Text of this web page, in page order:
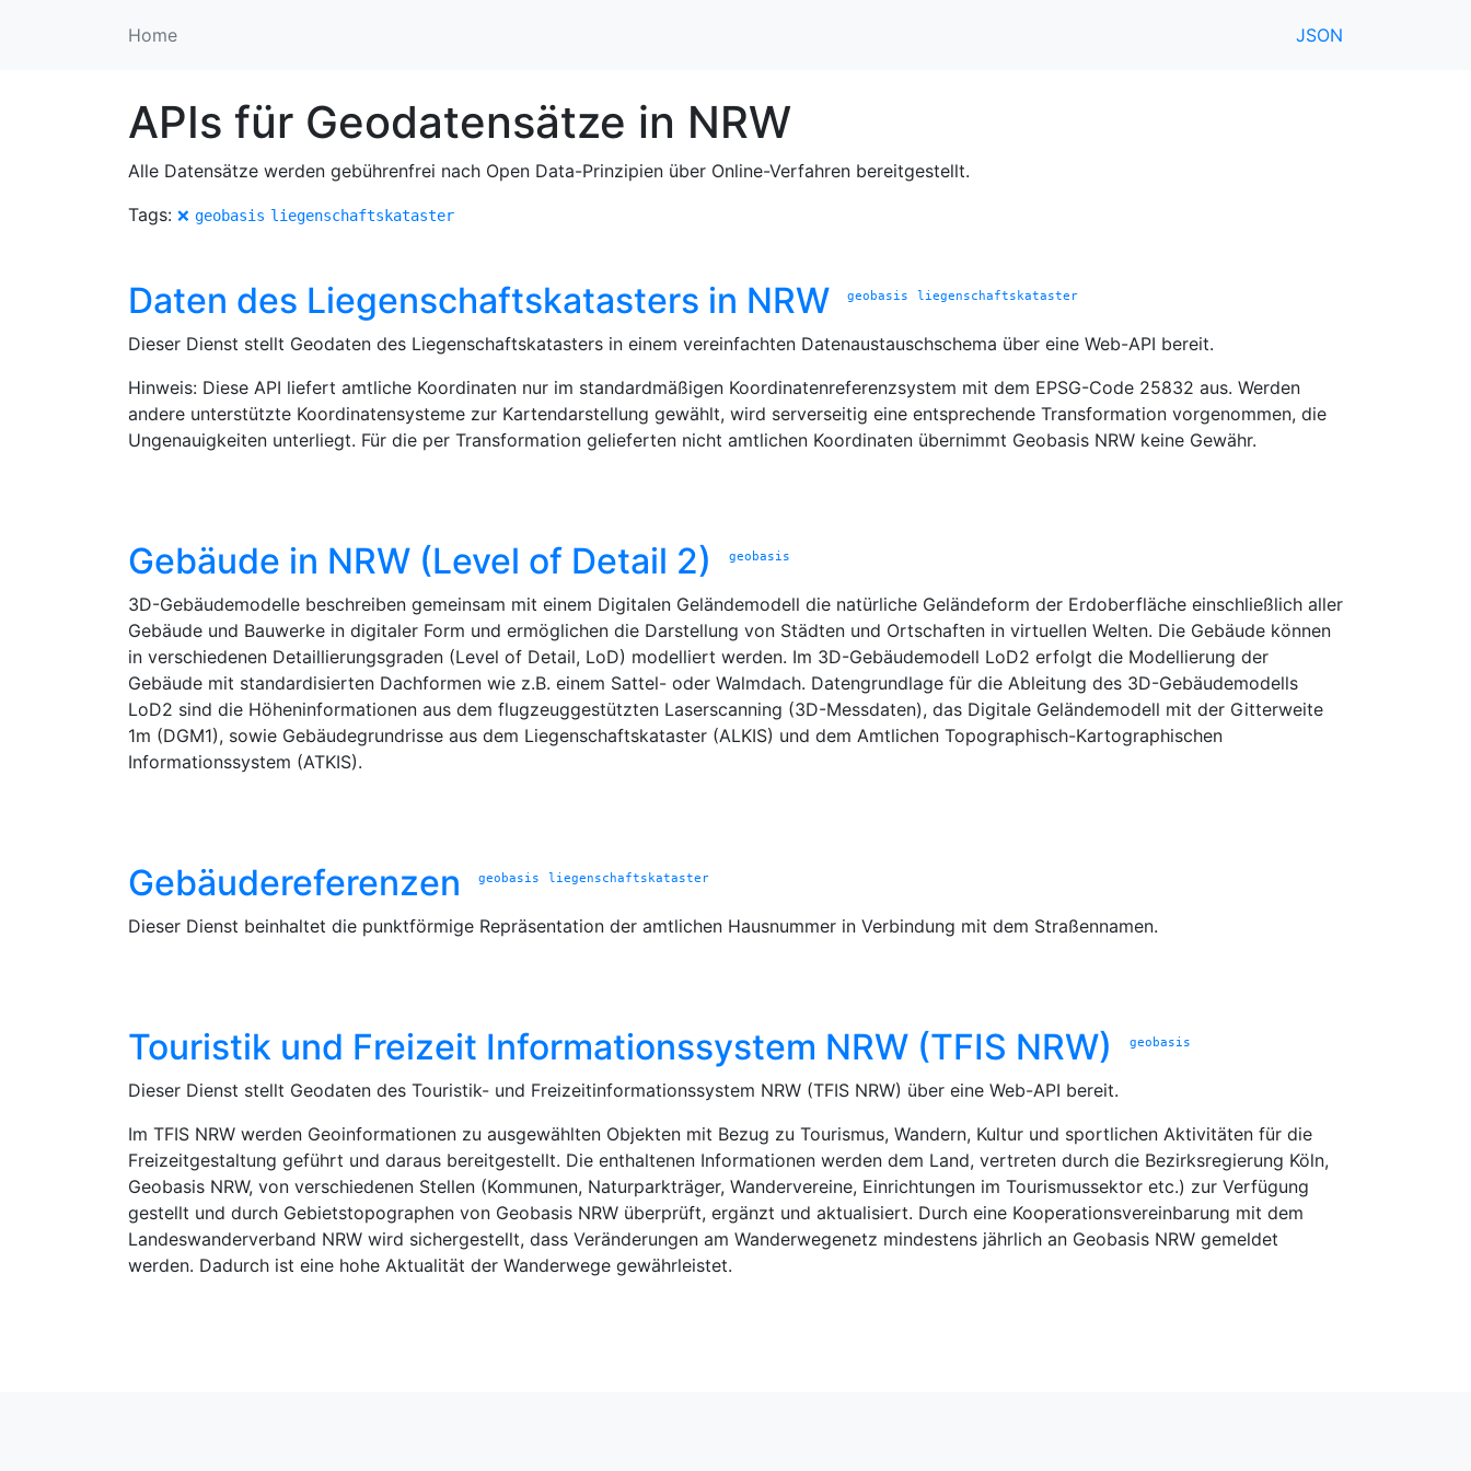
Home JSON
APIs für Geodatensätze in NRW
Alle Datensätze werden gebührenfrei nach Open Data-Prinzipien über Online-Verfahren bereitgestellt.
Tags: ❌ geobasis liegenschaftskataster
Daten des Liegenschaftskatasters in NRW geobasis liegenschaftskataster
Dieser Dienst stellt Geodaten des Liegenschaftskatasters in einem vereinfachten Datenaustauschschema über eine Web-API bereit.
Hinweis: Diese API liefert amtliche Koordinaten nur im standardmäßigen Koordinatenreferenzsystem mit dem EPSG-Code 25832 aus. Werden
andere unterstützte Koordinatensysteme zur Kartendarstellung gewählt, wird serverseitig eine entsprechende Transformation vorgenommen, die
Ungenauigkeiten unterliegt. Für die per Transformation gelieferten nicht amtlichen Koordinaten übernimmt Geobasis NRW keine Gewähr.
Gebäude in NRW (Level of Detail 2) geobasis
3D-Gebäudemodelle beschreiben gemeinsam mit einem Digitalen Geländemodell die natürliche Geländeform der Erdoberfläche einschließlich aller
Gebäude und Bauwerke in digitaler Form und ermöglichen die Darstellung von Städten und Ortschaften in virtuellen Welten. Die Gebäude können
in verschiedenen Detaillierungsgraden (Level of Detail, LoD) modelliert werden. Im 3D-Gebäudemodell LoD2 erfolgt die Modellierung der
Gebäude mit standardisierten Dachformen wie z.B. einem Sattel- oder Walmdach. Datengrundlage für die Ableitung des 3D-Gebäudemodells
LoD2 sind die Höheninformationen aus dem flugzeuggestützten Laserscanning (3D-Messdaten), das Digitale Geländemodell mit der Gitterweite
1m (DGM1), sowie Gebäudegrundrisse aus dem Liegenschaftskataster (ALKIS) und dem Amtlichen Topographisch-Kartographischen
Informationssystem (ATKIS).
Gebäudereferenzen geobasis liegenschaftskataster
Dieser Dienst beinhaltet die punktförmige Repräsentation der amtlichen Hausnummer in Verbindung mit dem Straßennamen.
Touristik und Freizeit Informationssystem NRW (TFIS NRW) geobasis
Dieser Dienst stellt Geodaten des Touristik- und Freizeitinformationssystem NRW (TFIS NRW) über eine Web-API bereit.
Im TFIS NRW werden Geoinformationen zu ausgewählten Objekten mit Bezug zu Tourismus, Wandern, Kultur und sportlichen Aktivitäten für die
Freizeitgestaltung geführt und daraus bereitgestellt. Die enthaltenen Informationen werden dem Land, vertreten durch die Bezirksregierung Köln,
Geobasis NRW, von verschiedenen Stellen (Kommunen, Naturparkträger, Wandervereine, Einrichtungen im Tourismussektor etc.) zur Verfügung
gestellt und durch Gebietstopographen von Geobasis NRW überprüft, ergänzt und aktualisiert. Durch eine Kooperationsvereinbarung mit dem
Landeswanderverband NRW wird sichergestellt, dass Veränderungen am Wanderwegenetz mindestens jährlich an Geobasis NRW gemeldet
werden. Dadurch ist eine hohe Aktualität der Wanderwege gewährleistet.